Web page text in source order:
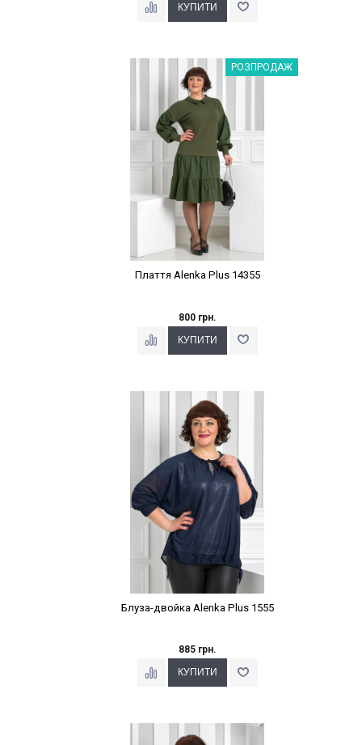
Наклейки Варіант з %РОЗПРОДАЖ
Плаття Alenka Plus 14355
800 грн.
Блуза-двойка Alenka Plus 1555
885 грн.